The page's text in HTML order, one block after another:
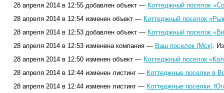
28 апреля 2014 в 12:55 добавлен объект — Коттеджный поселок
28 апреля 2014 в 12:54 изменен объект — Коттеджный поселок
28 апреля 2014 в 12:53 добавлен объект — Коттеджный поселок
28 апреля 2014 в 12:53 изменена компания — Ваш поселок (Мск).
28 апреля 2014 в 12:50 изменен объект — Коттеджный поселок
28 апреля 2014 в 12:44 изменен листинг — Коттеджные поселки в
28 апреля 2014 в 12:44 изменен листинг — Коттеджные поселки.